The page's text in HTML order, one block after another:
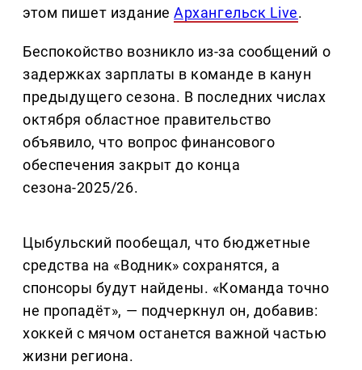
этом пишет изданиеАрхангельск Live.
Беспокойство возникло из-за сообщений о
задержках зарплаты в команде в канун
предыдущего сезона. В последних числах
октября областное правительство
объявило, что вопрос финансового
обеспечения закрыт до конца
сезона-2025/26.
Цыбульский пообещал, что бюджетные
средства на «Водник» сохранятся, а
спонсоры будут найдены. «Команда точно
не пропадёт», — подчеркнул он, добавив:
хоккей с мячом останется важной частью
жизни региона.